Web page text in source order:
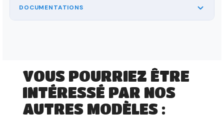
DOCUMENTATIONS
VOUS POURRIEZ ÊTRE
INTÉRESSÉ PAR NOS
AUTRES MODÈLES :